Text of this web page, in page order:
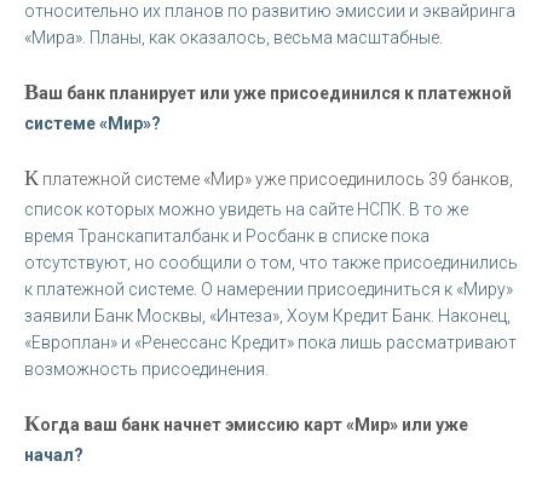
относительно их планов по развитию эмиссии и эквайринга
«Мира». Планы, как оказалось, весьма масштабные.
Ваш банк планирует или уже присоединился к платежной
системе «Мир»?
К платежной системе «Мир» уже присоединилось 39 банков,
список которых можно увидеть на сайте НСПК. В то же
время Транскапиталбанк и Росбанк в списке пока
отсутствуют, но сообщили о том, что также присоединились
к платежной системе. О намерении присоединиться к «Миру»
заявили Банк Москвы, «Интеза», Хоум Кредит Банк. Наконец,
«Европлан» и «Ренессанс Кредит» пока лишь рассматривают
возможность присоединения.
Когда ваш банк начнет эмиссию карт «Мир» или уже
начал?